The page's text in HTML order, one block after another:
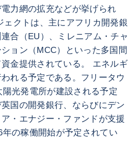
力網の拡充などが挙げられ
ェクトは、主にアフリカ開発銀
合（EU）、ミレニアム・チャ
ョン（MCC）といった多国間
金提供されている。 エネルギ
れる予定である。フリータウ
光発電所が建設される予定
国の開発銀行、ならびにデン
・エナジー・ファンドが支援
年の稼働開始が予定されてい